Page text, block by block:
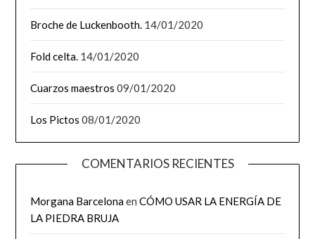
Broche de Luckenbooth. 14/01/2020
Fold celta. 14/01/2020
Cuarzos maestros 09/01/2020
Los Pictos 08/01/2020
COMENTARIOS RECIENTES
Morgana BarcelonaenCÓMO USAR LA ENERGÍA DE
LA PIEDRA BRUJA